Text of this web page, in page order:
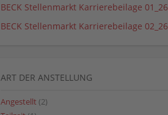
BECK Stellenmarkt Karrierebeilage 01_26
BECK Stellenmarkt Karrierebeilage 02_26
ART DER ANSTELLUNG
Angestellt (2)